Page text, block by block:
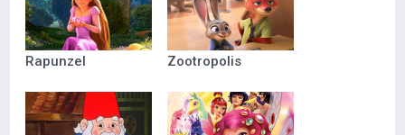
Rapunzel Zootropolis